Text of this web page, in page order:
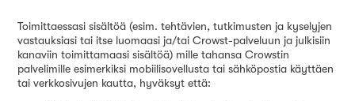
Toimittaessasi sisältöä (esim. tehtävien, tutkimusten ja kyselyjen
vastauksiasi tai itse luomaasi ja/tai Crowst-palveluun ja julkisiin
kanaviin toimittamaasi sisältöä) mille tahansa Crowstin
palvelimille esimerkiksi mobiilisovellusta tai sähköpostia käyttäen
tai verkkosivujen kautta, hyväksyt että: